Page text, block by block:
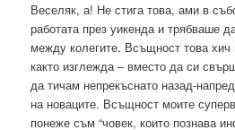
Веселяк, а! Не стига това, ами в
работата през уикенда и трябваше
между колегите. Всъщност това хич
както изглежда – вместо да си
да тичам непрекъснато назад-
на новаците. Всъщност моите
понеже съм “човек, които познава